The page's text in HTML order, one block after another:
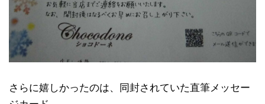
さらに嬉しかったのは、同封されていた直筆メッセー